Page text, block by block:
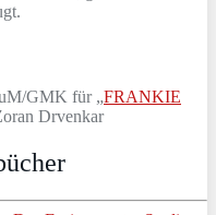
GMK für „FRANKIE
Drvenkar